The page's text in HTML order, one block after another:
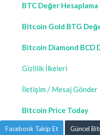
BTC Değer Hesaplama
Bitcoin Gold BTG
Bitcoin Diamond BCD
Gizlilik İlkeleri
İletişim / Mesaj Gönder
Bitcoin Price Today
Facebook Takip Et Güncel